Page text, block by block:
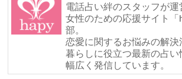
電話占い絆のスタッフが運
女性のための応援サイト「
部。
恋愛に関するお悩みの解決
暮らしに役立つ最新の占い
幅広く発信しています。